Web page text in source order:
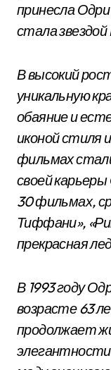
принесла Одри
стала звездой
В высокий
уникальную
обаяние и
иконой стиля
фильмах
своей
30 фильмах,
Тиффани»,
прекрасная
В 1993 году
возрасте 63
продолжает
элегантности